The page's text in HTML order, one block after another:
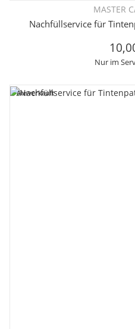
MASTER
Nachfüllservice für
Nur im
Ausverkauft